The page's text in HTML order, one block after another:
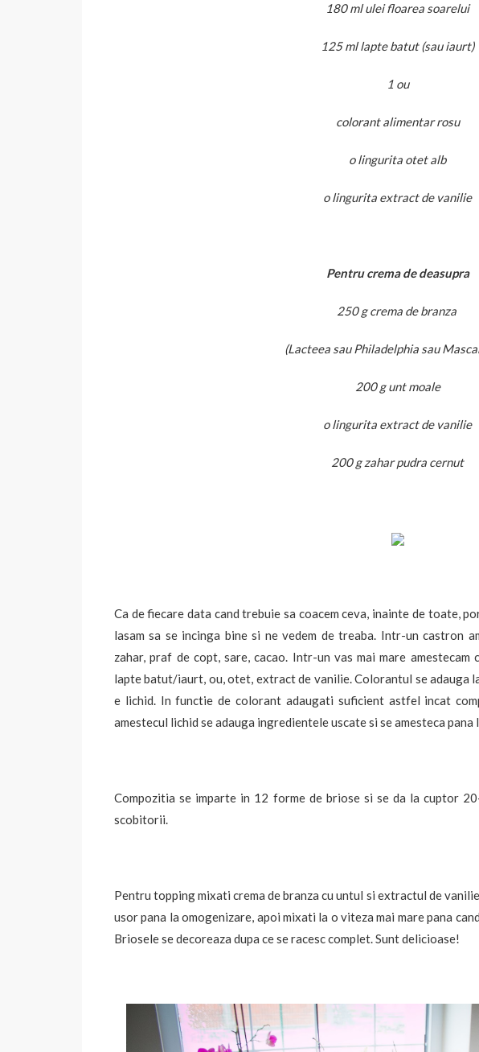
180 ml ulei floarea soarelui
125 ml lapte batut (sau iaurt)
1 ou
colorant alimentar rosu
o lingurita otet alb
o lingurita extract de vanilie
Pentru crema de deasupra
250 g crema de branza
(Lacteea sau Philadelphia sau
200 g unt moale
o lingurita extract de vanilie
200 g zahar pudra cernut
Ca de fiecare data cand trebuie sa coacem ceva, inainte de toate,
lasam sa se incinga bine si ne vedem de treaba. Intr-un castron
zahar, praf de copt, sare, cacao. Intr-un vas mai mare
lapte batut/iaurt, ou, otet, extract de vanilie. Colorantul se adauga
e lichid. In functie de colorant adaugati suficient astfel incat
amestecul lichid se adauga ingredientele uscate si se amesteca
Compozitia se imparte in 12 forme de briose si se da la cuptor
scobitorii.
Pentru topping mixati crema de branza cu untul si extractul de
usor pana la omogenizare, apoi mixati la o viteza mai mare pana
Briosele se decoreaza dupa ce se racesc complet. Sunt delicioase!